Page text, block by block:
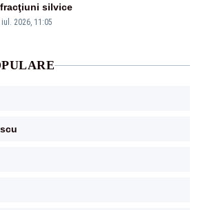
silvice
iul. 2026, 11:05